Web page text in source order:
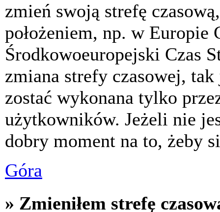
zmień swoją strefę
położeniem, np. w Europie
Środkowoeuropejski Czas
zmiana strefy czasowej,
zostać wykonana tylko
użytkowników. Jeżeli nie
dobry moment na to, żeby
Góra
» Zmieniłem strefę